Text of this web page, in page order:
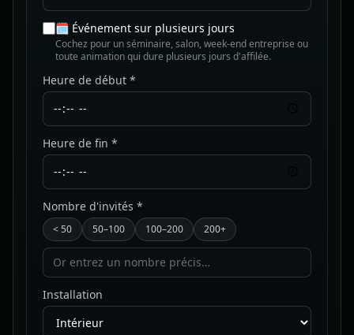
🗓️ Événement sur plusieurs jours
Cochez pour un séminaire, salon, week-end entreprise ou
toute animation qui dure plusieurs jours d'affilée.
Heure de début *
Heure de fin *
Nombre d'invités *
< 50 50–100 100–200 200+
Installation